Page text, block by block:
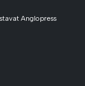
Anglopress